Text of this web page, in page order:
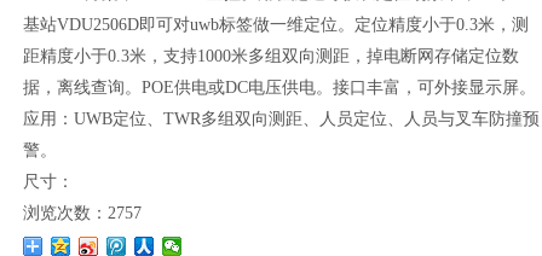
基站VDU2506D即可对uwb标签做一维定位。定位精度小于0.3米，测
距精度小于0.3米，支持1000米多组双向测距，掉电断网存储定位数
据，离线查询。POE供电或DC电压供电。接口丰富，可外接显示屏。
应用：UWB定位、TWR多组双向测距、人员定位、人员与叉车防撞预
警。
尺寸：
浏览次数： 2757